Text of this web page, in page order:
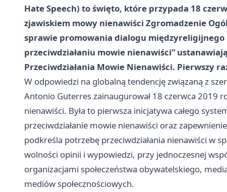
Hate Speech) to święto, które przypada 18
zjawiskiem mowy nienawiści Zgromadzenie
sprawie promowania dialogu
przeciwdziałaniu mowie nienawiści”
Przeciwdziałania Mowie Nienawiści. Pierwszy
W odpowiedzi na globalną tendencję związaną z
Antonio Guterres zainaugurował 18 czerwca 2019
nienawiści. Była to pierwsza inicjatywa całego
przeciwdziałanie mowie nienawiści oraz
podkreśla potrzebę przeciwdziałania nienawiści w
wolności opinii i wypowiedzi, przy jednoczesnej
organizacjami społeczeństwa obywatelskiego,
mediów społecznościowych.